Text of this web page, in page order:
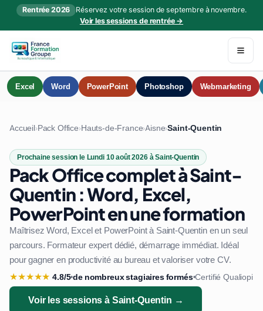
Rentrée 2026
Réservez votre session de septembre à novembre.
Voir les sessions de rentrée →
Excel Word PowerPoint Photoshop Webmarketing
Accueil›Pack Office›Hauts-de-France›Aisne›Saint-Quentin
Prochaine session le Lundi 10 août 2026 à Saint-Quentin
Pack Office complet à Saint-
Quentin : Word, Excel,
PowerPoint en une formation
Maîtrisez Word, Excel et PowerPoint à Saint-Quentin en un seul
parcours. Formateur expert dédié, démarrage immédiat. Idéal
pour gagner en productivité au bureau et valoriser votre CV.
★★★★★ 4.8/5•de nombreux stagiaires formés•Certifié Qualiopi
Voir les sessions à Saint-Quentin →